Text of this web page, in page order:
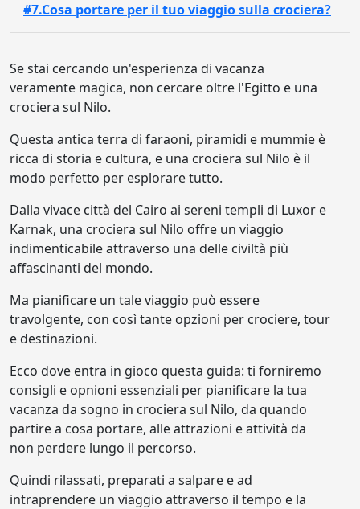
#7.Cosa portare per il tuo viaggio sulla crociera?
Se stai cercando un'esperienza di vacanza
veramente magica, non cercare oltre l'Egitto e una
crociera sul Nilo.
Questa antica terra di faraoni, piramidi e mummie è
ricca di storia e cultura, e una crociera sul Nilo è il
modo perfetto per esplorare tutto.
Dalla vivace città del Cairo ai sereni templi di Luxor e
Karnak, una crociera sul Nilo offre un viaggio
indimenticabile attraverso una delle civiltà più
affascinanti del mondo.
Ma pianificare un tale viaggio può essere
travolgente, con così tante opzioni per crociere, tour
e destinazioni.
Ecco dove entra in gioco questa guida: ti forniremo
consigli e opnioni essenziali per pianificare la tua
vacanza da sogno in crociera sul Nilo, da quando
partire a cosa portare, alle attrazioni e attività da
non perdere lungo il percorso.
Quindi rilassati, preparati a salpare e ad
intraprendere un viaggio attraverso il tempo e la